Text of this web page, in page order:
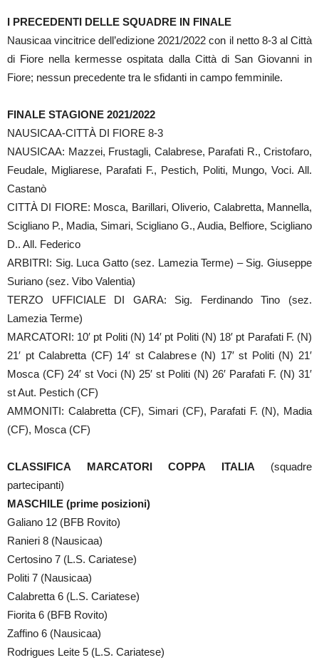
I PRECEDENTI DELLE SQUADRE IN FINALE
Nausicaa vincitrice dell’edizione 2021/2022 con il netto 8-3 al Città
di Fiore nella kermesse ospitata dalla Città di San Giovanni in
Fiore; nessun precedente tra le sfidanti in campo femminile.
FINALE STAGIONE 2021/2022
NAUSICAA-CITTÀ DI FIORE 8-3
NAUSICAA: Mazzei, Frustagli, Calabrese, Parafati R., Cristofaro,
Feudale, Migliarese, Parafati F., Pestich, Politi, Mungo, Voci. All.
Castanò
CITTÀ DI FIORE: Mosca, Barillari, Oliverio, Calabretta, Mannella,
Scigliano P., Madia, Simari, Scigliano G., Audia, Belfiore, Scigliano
D.. All. Federico
ARBITRI: Sig. Luca Gatto (sez. Lamezia Terme) – Sig. Giuseppe
Suriano (sez. Vibo Valentia)
TERZO UFFICIALE DI GARA: Sig. Ferdinando Tino (sez.
Lamezia Terme)
MARCATORI: 10′ pt Politi (N) 14′ pt Politi (N) 18′ pt Parafati F. (N)
21′ pt Calabretta (CF) 14′ st Calabrese (N) 17′ st Politi (N) 21′
Mosca (CF) 24′ st Voci (N) 25′ st Politi (N) 26′ Parafati F. (N) 31′
st Aut. Pestich (CF)
AMMONITI: Calabretta (CF), Simari (CF), Parafati F. (N), Madia
(CF), Mosca (CF)
CLASSIFICA MARCATORI COPPA ITALIA (squadre
partecipanti)
MASCHILE (prime posizioni)
Galiano 12 (BFB Rovito)
Ranieri 8 (Nausicaa)
Certosino 7 (L.S. Cariatese)
Politi 7 (Nausicaa)
Calabretta 6 (L.S. Cariatese)
Fiorita 6 (BFB Rovito)
Zaffino 6 (Nausicaa)
Rodrigues Leite 5 (L.S. Cariatese)